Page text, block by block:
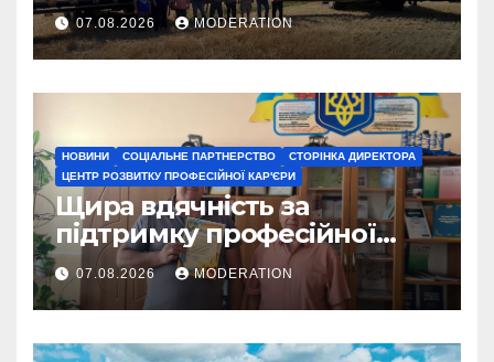
07.08.2026 MODERATION
НОВИНИ СОЦІАЛЬНЕ ПАРТНЕРСТВО
СТОРІНКА ДИРЕКТОРА
ЦЕНТР РОЗВИТКУ ПРОФЕСІЙНОЇ КАР'ЄРИ
Щира вдячність за
підтримку професійної
освіти
07.08.2026 MODERATION